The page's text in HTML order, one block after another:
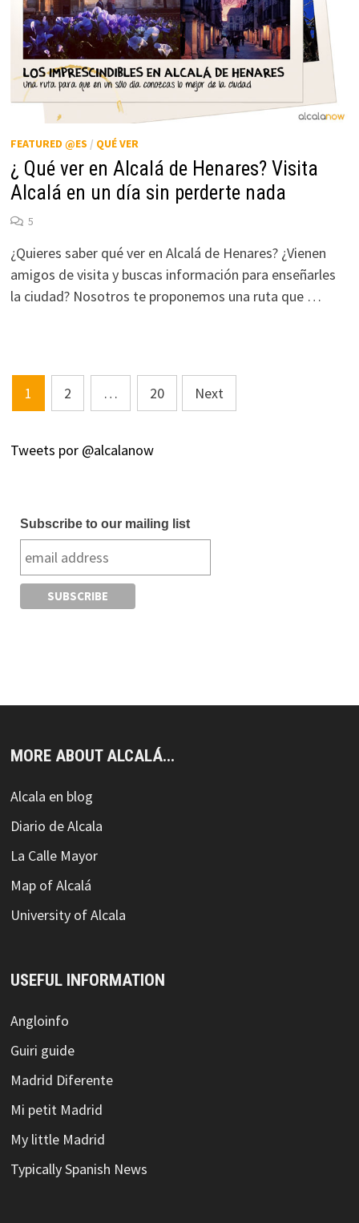
FEATURED @ES / QUÉ VER
¿ Qué ver en Alcalá de Henares? Visita
Alcalá en un día sin perderte nada
5
¿Quieres saber qué ver en Alcalá de Henares? ¿Vienen
amigos de visita y buscas información para enseñarles
la ciudad? Nosotros te proponemos una ruta que …
Posts
navigation
1 2 … 20 Next
Tweets por @alcalanow
Subscribe to our mailing list
MORE ABOUT ALCALÁ...
Alcala en blog
Diario de Alcala
La Calle Mayor
Map of Alcalá
University of Alcala
USEFUL INFORMATION
Angloinfo
Guiri guide
Madrid Diferente
Mi petit Madrid
My little Madrid
Typically Spanish News